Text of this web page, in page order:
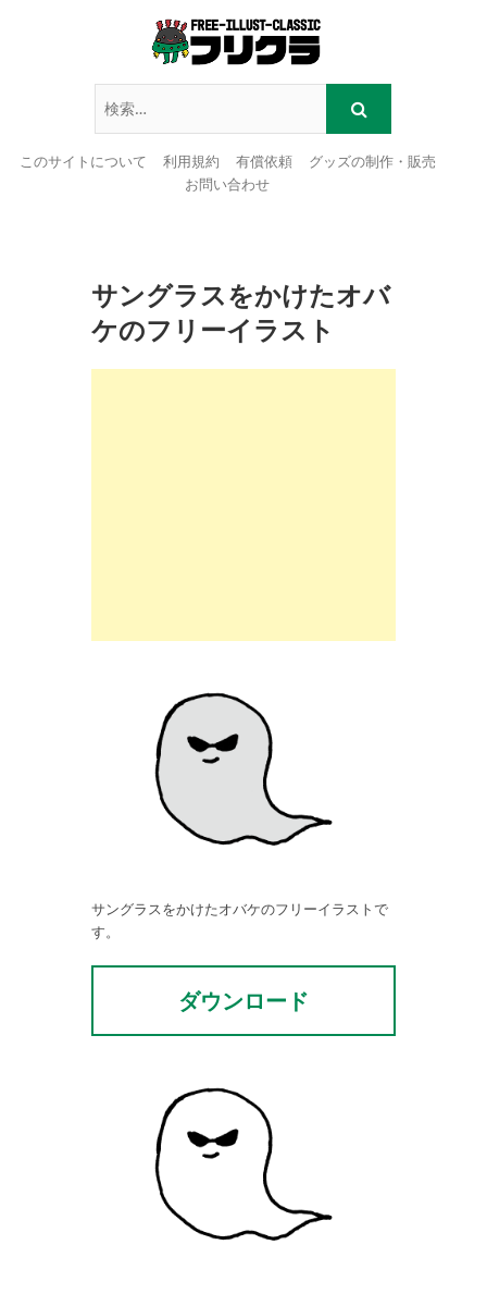
このサイトについて 利用規約 有償依頼
グッズの制作・販売
お問い合わせ
サングラスをかけたオバ
ケのフリーイラスト
サングラスをかけたオバケのフリーイラストで
す。
ダウンロード